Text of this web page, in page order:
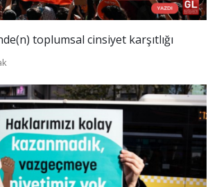
toplumsal cinsiyet karşıtlığı